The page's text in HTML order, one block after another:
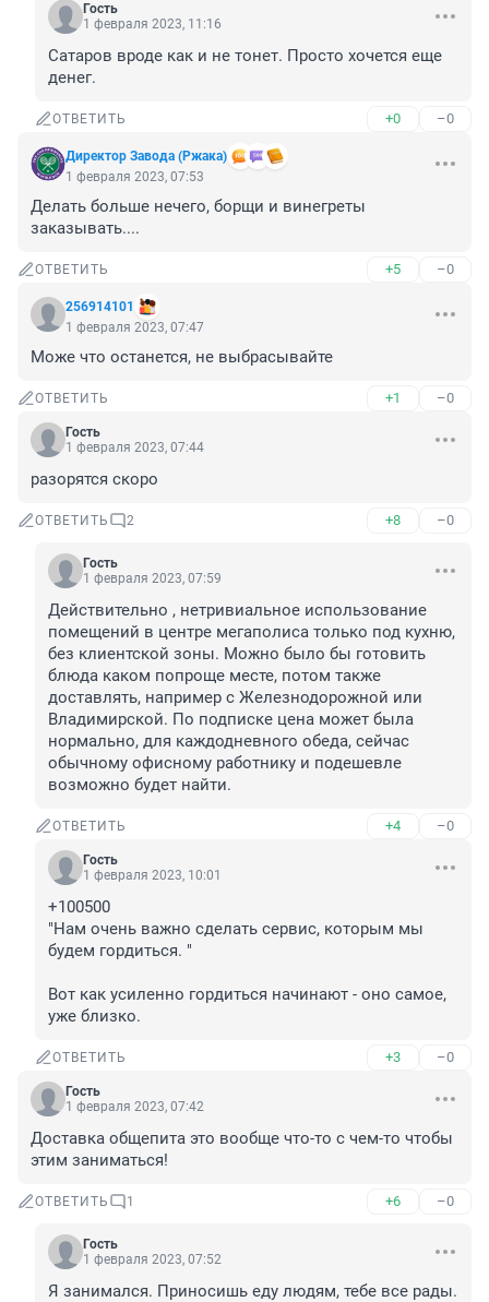
Гость
1 февраля 2023, 11:16
Сатаров вроде как и не тонет. Просто хочется еще
денег.
ОТВЕТИТЬ +0 –0
Директор Завода (Ржака)
1 февраля 2023, 07:53
Делать больше нечего, борщи и винегреты
заказывать....
ОТВЕТИТЬ +5 –0
256914101
1 февраля 2023, 07:47
Може что останется, не выбрасывайте
ОТВЕТИТЬ +1 –0
Гость
1 февраля 2023, 07:44
разорятся скоро
ОТВЕТИТЬ 2 +8 –0
Гость
1 февраля 2023, 07:59
Действительно , нетривиальное использование
помещений в центре мегаполиса только под кухню,
без клиентской зоны. Можно было бы готовить
блюда каком попроще месте, потом также
доставлять, например с Железнодорожной или
Владимирской. По подписке цена может была
нормально, для каждодневного обеда, сейчас
обычному офисному работнику и подешевле
возможно будет найти.
ОТВЕТИТЬ +4 –0
Гость
1 февраля 2023, 10:01
+100500
"Нам очень важно сделать сервис, которым мы
будем гордиться. "
Вот как усиленно гордиться начинают - оно самое,
уже близко.
ОТВЕТИТЬ +3 –0
Гость
1 февраля 2023, 07:42
Доставка общепита это вообще что-то с чем-то чтобы
этим заниматься!
ОТВЕТИТЬ 1 +6 –0
Гость
1 февраля 2023, 07:52
Я занимался. Приносишь еду людям, тебе все рады.